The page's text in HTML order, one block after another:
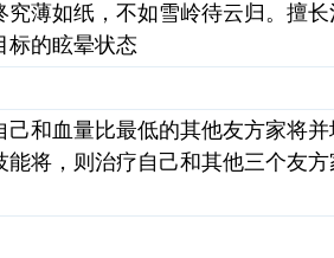
究薄如纸，不如雪岭待云归。擅
标的眩晕状态
己和血量比最低的其他友方家将
能将，则治疗自己和其他三个友